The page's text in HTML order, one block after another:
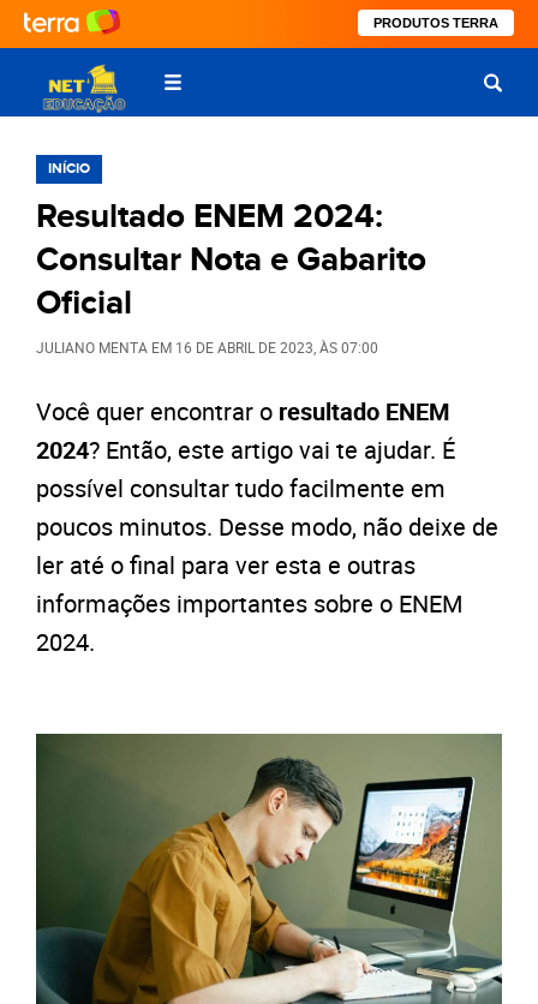
PRODUTOS TERRA
INÍCIO
Resultado ENEM 2024:
Consultar Nota e Gabarito
Oficial
JULIANO MENTA EM 16 DE ABRIL DE 2023 , ÀS07:00
Você quer encontrar o resultado ENEM
2024? Então, este artigo vai te ajudar. É
possível consultar tudo facilmente em
poucos minutos. Desse modo, não deixe de
ler até o final para ver esta e outras
informações importantes sobre o ENEM
2024.